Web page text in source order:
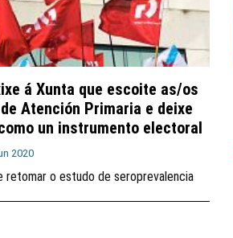
á Xunta que escoite as/os
Atención Primaria e deixe
un instrumento electoral
2020
retomar o estudo de seroprevalencia